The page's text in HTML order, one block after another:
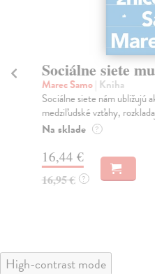
Sociálne siete
Marec Samo| Kniha
Sociálne siete nám ubližujú
medziľudské vzťahy,
Na sklade ?
16,44 €
16,95 € ?
High-contrast mode